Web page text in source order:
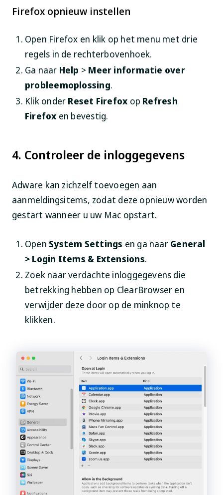
Firefox opnieuw instellen
Open Firefox en klik op het menu met drie
regels in de rechterbovenhoek.
Ga naar Help > Meer informatie over
probleemoplossing.
Klik onder Reset Firefox op Refresh
Firefox en bevestig.
4. Controleer de inloggegevens
Adware kan zichzelf toevoegen aan
aanmeldingsitems, zodat deze opnieuw worden
gestart wanneer u uw Mac opstart.
Open System Settings en ga naar General
> Login Items & Extensions.
Zoek naar verdachte inloggegevens die
betrekking hebben op ClearBrowser en
verwijder deze door op de minknop te
klikken.